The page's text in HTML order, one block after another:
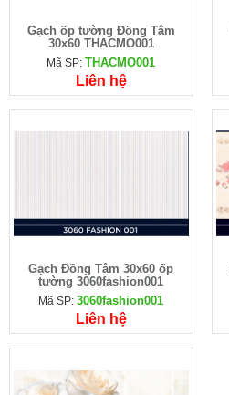
Gạch ốp tường Đồng Tâm
30x60 THACMO001
Mã SP:THACMO001
Liên hệ
Gạch Đồng Tâm 30x60 ốp
tường 3060fashion001
Mã SP:3060fashion001
Liên hệ